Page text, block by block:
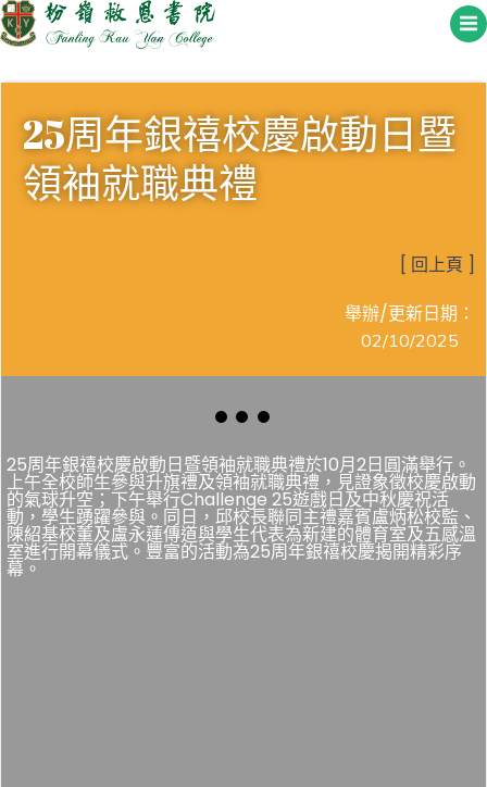
25周年銀禧校慶啟動日暨
領袖就職典禮
[ 回上頁 ]
舉辦/更新日期：
02/10/2025
25周年銀禧校慶啟動日暨領袖就職典禮於10月2日圓滿舉行。
上午全校師生參與升旗禮及領袖就職典禮，見證象徵校慶啟動
的氣球升空；下午舉行Challenge 25遊戲日及中秋慶祝活
動，學生踴躍參與。同日，邱校長聯同主禮嘉賓盧炳松校監、
陳紹基校董及盧永蓮傳道與學生代表為新建的體育室及五感溫
室進行開幕儀式。豐富的活動為25周年銀禧校慶揭開精彩序
幕。